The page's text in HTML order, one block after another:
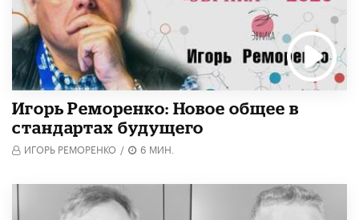
Игорь Реморенко: Новое общее в
стандартах будущего
ИГОРЬ РЕМОРЕНКО / 6 МИН.